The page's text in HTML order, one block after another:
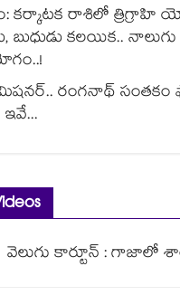
కర్కాటక రాశిలో త్రిగ్రాహి
బుధుడు కలయిక..
రంగనాథ్ సంతకం
వెలుగు కార్టూన్ : గాజాలో